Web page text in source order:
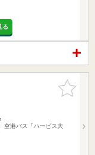
る
お気に入
りに追加
空港バス「ハービス大